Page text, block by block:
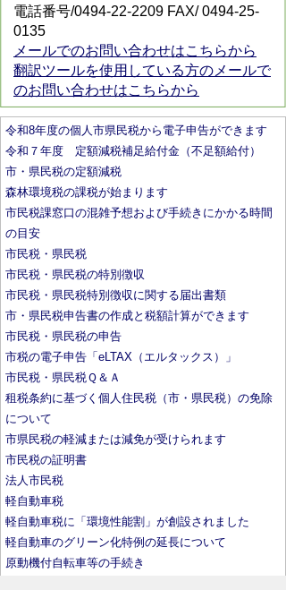
電話番号/0494-22-2209 FAX/ 0494-25-
0135
メールでのお問い合わせはこちらから
翻訳ツールを使用している方のメールで
のお問い合わせはこちらから
令和8年度の個人市県民税から電子申告ができます
令和７年度 定額減税補足給付金（不足額給付）
市・県民税の定額減税
森林環境税の課税が始まります
市民税課窓口の混雑予想および手続きにかかる時間
の目安
市民税・県民税
市民税・県民税の特別徴収
市民税・県民税特別徴収に関する届出書類
市・県民税申告書の作成と税額計算ができます
市民税・県民税の申告
市税の電子申告「eLTAX（エルタックス）」
市民税・県民税Ｑ＆Ａ
租税条約に基づく個人住民税（市・県民税）の免除
について
市県民税の軽減または減免が受けられます
市民税の証明書
法人市民税
軽自動車税
軽自動車税に「環境性能割」が創設されました
軽自動車のグリーン化特例の延長について
原動機付自転車等の手続き